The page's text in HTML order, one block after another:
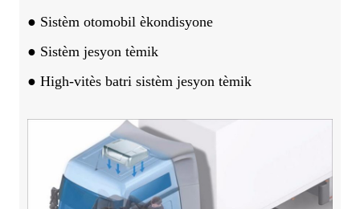
● Sistèm otomobil èkondisyone
● Sistèm jesyon tèmik
● High-vitès batri sistèm jesyon tèmik